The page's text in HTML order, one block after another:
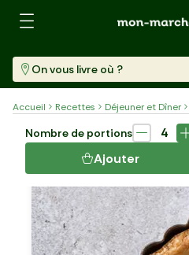
Recherche
On vous livre où ?
Accueil Recettes Déjeuner et Dîner
LA QUICHE AU POTIMARRON
Nombre de portions
4
Ajouter